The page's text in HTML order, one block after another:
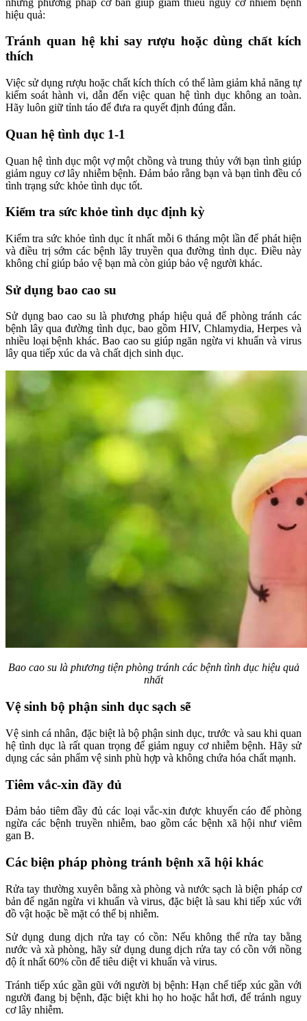
hiệu quả:
Tránh quan hệ khi say rượu hoặc dùng chất kích
thích
Việc sử dụng rượu hoặc chất kích thích có thể làm giảm khả năng tự
kiểm soát hành vi, dẫn đến việc quan hệ tình dục không an toàn.
Hãy luôn giữ tỉnh táo để đưa ra quyết định đúng đắn.
Quan hệ tình dục 1-1
Quan hệ tình dục một vợ một chồng và trung thủy với bạn tình giúp
giảm nguy cơ lây nhiễm bệnh. Đảm bảo rằng bạn và bạn tình đều có
tình trạng sức khỏe tình dục tốt.
Kiểm tra sức khỏe tình dục định kỳ
Kiểm tra sức khỏe tình dục ít nhất mỗi 6 tháng một lần để phát hiện
và điều trị sớm các bệnh lây truyền qua đường tình dục. Điều này
không chỉ giúp bảo vệ bạn mà còn giúp bảo vệ người khác.
Sử dụng bao cao su
Sử dụng bao cao su là phương pháp hiệu quả để phòng tránh các
bệnh lây qua đường tình dục, bao gồm HIV, Chlamydia, Herpes và
nhiều loại bệnh khác. Bao cao su giúp ngăn ngừa vi khuẩn và virus
lây qua tiếp xúc da và chất dịch sinh dục.
Bao cao su là phương tiện phòng tránh các bệnh tình dục hiệu quả
nhất
Vệ sinh bộ phận sinh dục sạch sẽ
Vệ sinh cá nhân, đặc biệt là bộ phận sinh dục, trước và sau khi quan
hệ tình dục là rất quan trọng để giảm nguy cơ nhiễm bệnh. Hãy sử
dụng các sản phẩm vệ sinh phù hợp và không chứa hóa chất mạnh.
Tiêm vắc-xin đầy đủ
Đảm bảo tiêm đầy đủ các loại vắc-xin được khuyến cáo để phòng
ngừa các bệnh truyền nhiễm, bao gồm các bệnh xã hội như viêm
gan B.
Các biện pháp phòng tránh bệnh xã hội khác
Rửa tay thường xuyên bằng xà phòng và nước sạch là biện pháp cơ
bản để ngăn ngừa vi khuẩn và virus, đặc biệt là sau khi tiếp xúc với
đồ vật hoặc bề mặt có thể bị nhiễm.
Sử dụng dung dịch rửa tay có cồn: Nếu không thể rửa tay bằng
nước và xà phòng, hãy sử dụng dung dịch rửa tay có cồn với nồng
độ ít nhất 60% cồn để tiêu diệt vi khuẩn và virus.
Tránh tiếp xúc gần gũi với người bị bệnh: Hạn chế tiếp xúc gần với
người đang bị bệnh, đặc biệt khi họ ho hoặc hắt hơi, để tránh nguy
cơ lây nhiễm.